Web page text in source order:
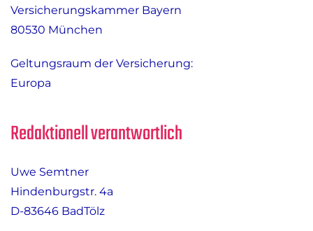
Versicherungskammer Bayern
80530 München
Geltungsraum der Versicherung:
Europa
Redaktionell verantwortlich
Uwe Semtner
Hindenburgstr. 4a
D-83646 BadTölz